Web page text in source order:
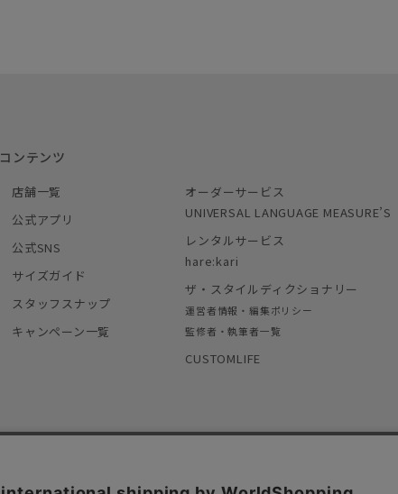
コンテンツ
店舗一覧
公式アプリ
公式SNS
サイズガイド
スタッフスナップ
キャンペーン一覧
オーダーサービス
UNIVERSAL LANGUAGE MEASURE’S
レンタルサービス
hare:kari
ザ・スタイルディクショナリー
運営者情報・編集ポリシー
監修者・執筆者一覧
CUSTOMLIFE